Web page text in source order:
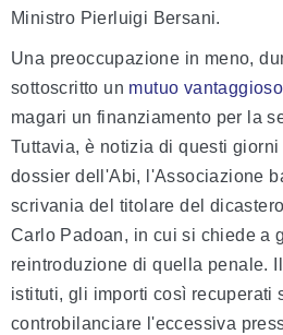
Ministro Pierluigi Bersani.
Una preoccupazione in meno,
sottoscritto un mutuo
magari un finanziamento per la
Tuttavia, è notizia di questi
dossier dell'Abi, l'Associazione
scrivania del titolare del
Carlo Padoan, in cui si chiede a
reintroduzione di quella penale.
istituti, gli importi così recuperati
controbilanciare l'eccessiva